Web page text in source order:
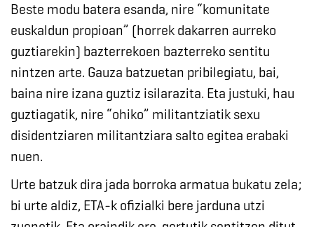
Beste modu batera esanda, nire “komunitate
euskaldun propioan” (horrek dakarren aurreko
guztiarekin) bazterrekoen bazterreko sentitu
nintzen arte. Gauza batzuetan pribilegiatu, bai,
baina nire izana guztiz isilarazita. Eta justuki, hau
guztiagatik, nire “ohiko” militantziatik sexu
disidentziaren militantziara salto egitea erabaki
nuen.
Urte batzuk dira jada borroka armatua bukatu zela;
bi urte aldiz, ETA-k ofizialki bere jarduna utzi